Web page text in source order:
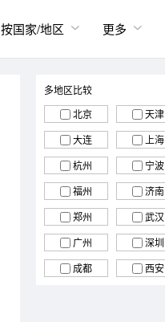
按国家/地区  更多 
多地区比较
北京
天津
大连
上海
杭州
宁波
福州
济南
郑州
武汉
广州
深圳
成都
西安